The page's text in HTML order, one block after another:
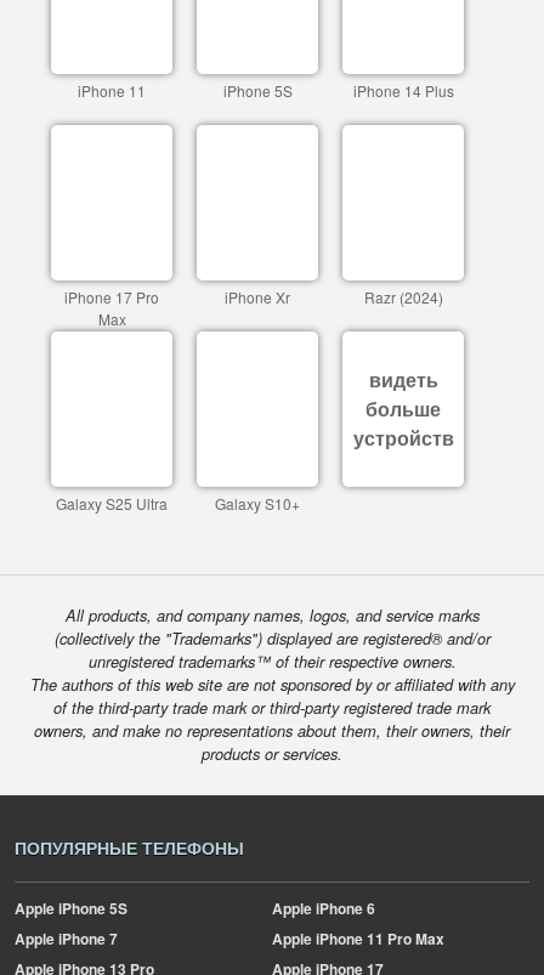
iPhone 11 iPhone 5S iPhone 14 Plus
iPhone 17 Pro
Max
iPhone Xr Razr (2024)
Galaxy S25 Ultra Galaxy S10+
видеть
больше
устройств
All products, and company names, logos, and service marks
(collectively the "Trademarks") displayed are registered® and/or
unregistered trademarks™ of their respective owners.
The authors of this web site are not sponsored by or affiliated with any
of the third-party trade mark or third-party registered trade mark
owners, and make no representations about them, their owners, their
products or services.
ПОПУЛЯРНЫЕ ТЕЛЕФОНЫ
AppleiPhone 5S AppleiPhone 6
AppleiPhone 7 AppleiPhone 11 Pro Max
AppleiPhone 13 Pro AppleiPhone 17